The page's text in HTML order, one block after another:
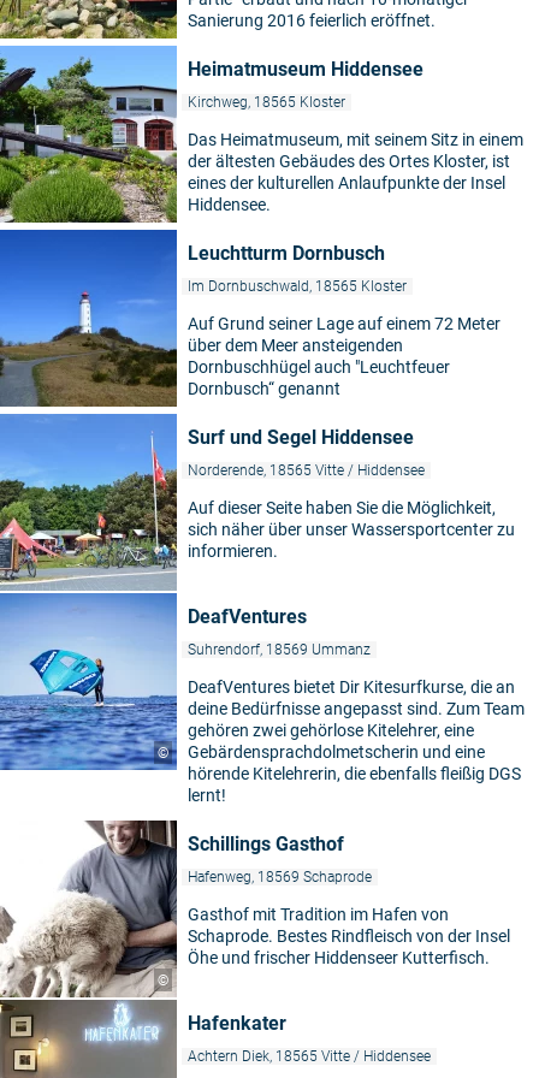
Sanierung 2016 feierlich eröffnet.
Heimatmuseum Hiddensee
Kirchweg, 18565 Kloster
Das Heimatmuseum, mit seinem Sitz in einem
der ältesten Gebäudes des Ortes Kloster, ist
eines der kulturellen Anlaufpunkte der Insel
Hiddensee.
Leuchtturm Dornbusch
Im Dornbuschwald, 18565 Kloster
Auf Grund seiner Lage auf einem 72 Meter
über dem Meer ansteigenden
Dornbuschhügel auch "Leuchtfeuer
Dornbusch“ genannt
Surf und Segel Hiddensee
Norderende, 18565 Vitte / Hiddensee
Auf dieser Seite haben Sie die Möglichkeit,
sich näher über unser Wassersportcenter zu
informieren.
©
DeafVentures
Suhrendorf, 18569 Ummanz
DeafVentures bietet Dir Kitesurfkurse, die an
deine Bedürfnisse angepasst sind. Zum Team
gehören zwei gehörlose Kitelehrer, eine
Gebärdensprachdolmetscherin und eine
hörende Kitelehrerin, die ebenfalls fleißig DGS
lernt!
©
Schillings Gasthof
Hafenweg, 18569 Schaprode
Gasthof mit Tradition im Hafen von
Schaprode. Bestes Rindfleisch von der Insel
Öhe und frischer Hiddenseer Kutterfisch.
Hafenkater
Achtern Diek, 18565 Vitte / Hiddensee